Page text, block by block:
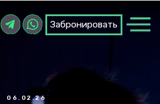
Забронировать
Забронировать
06.02.26